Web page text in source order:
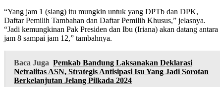
“Yang jam 1 (siang) itu mungkin untuk yang DPTb dan DPK,
Daftar Pemilih Tambahan dan Daftar Pemilih Khusus,” jelasnya.
“Jadi kemungkinan Pak Presiden dan Ibu (Iriana) akan datang antara
jam 8 sampai jam 12,” tambahnya.
Baca Juga Pemkab Bandung Laksanakan Deklarasi
Netralitas ASN, Strategis Antisipasi Isu Yang Jadi Sorotan
Berkelanjutan Jelang Pilkada 2024